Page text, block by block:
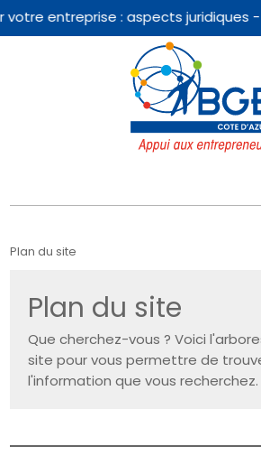
Plan du site
Plan du site
Que cherchez-vous ? Voici
site pour vous permettre de
l'information que vous recherchez.
Panneau de gestion des cookies